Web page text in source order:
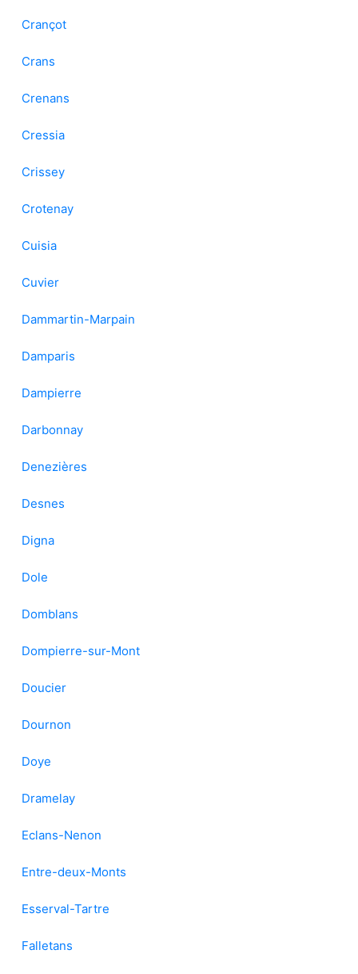
Crançot
Crans
Crenans
Cressia
Crissey
Crotenay
Cuisia
Cuvier
Dammartin-Marpain
Damparis
Dampierre
Darbonnay
Denezières
Desnes
Digna
Dole
Domblans
Dompierre-sur-Mont
Doucier
Dournon
Doye
Dramelay
Eclans-Nenon
Entre-deux-Monts
Esserval-Tartre
Falletans